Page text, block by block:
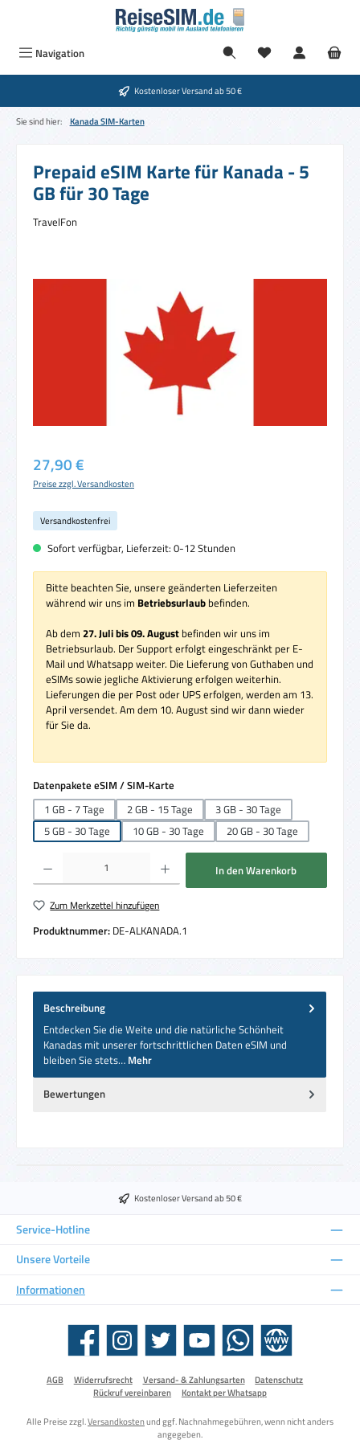
Zum Hauptinhalt springen
Navigation
Kostenloser Versand ab 50 €
Sie sind hier: Kanada SIM-Karten
Prepaid eSIM Karte für Kanada - 5
GB für 30 Tage
TravelFon
Regulärer Preis:
27,90 €
Preise zzgl. Versandkosten
Versandkostenfrei
Sofort verfügbar, Lieferzeit: 0-12 Stunden
Bitte beachten Sie, unsere geänderten Lieferzeiten
während wir uns im Betriebsurlaub befinden.
Ab dem 27. Juli bis 09. August befinden wir uns im
Betriebsurlaub. Der Support erfolgt eingeschränkt per E-
Mail und Whatsapp weiter. Die Lieferung von Guthaben und
eSIMs sowie jegliche Aktivierung erfolgen weiterhin.
Lieferungen die per Post oder UPS erfolgen, werden am 13.
April versendet. Am dem 10. August sind wir dann wieder
für Sie da.
Datenpakete eSIM / SIM-Karte
1 GB - 7 Tage
2 GB - 15 Tage
3 GB - 30 Tage
5 GB - 30 Tage
10 GB - 30 Tage 20 GB - 30 Tage
Produkt Anzahl: Gib den gewünschten Wert ein oder benutze die Schaltflächen um
In den Warenkorb
Zum Merkzettel hinzufügen
Produktnummer: DE-ALKANADA.1
Beschreibung
Entdecken Sie die Weite und die natürliche Schönheit
Kanadas mit unserer fortschrittlichen Daten eSIM und
bleiben Sie stets… Mehr
Bewertungen
Kostenloser Versand ab 50 €
Service-Hotline
Unsere Vorteile
Informationen
Facebook Instagram Twitter YouTube WhatsApp Website
AGB Widerrufsrecht Versand- & Zahlungsarten
Datenschutz
Rückruf vereinbaren
Kontakt per Whatsapp
Alle Preise zzgl.Versandkostenund ggf. Nachnahmegebühren, wenn nicht anders
angegeben.